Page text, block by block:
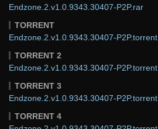
Endzone.2.v1.0.9343.30407-P2P.rar
TORRENT
Endzone.2.v1.0.9343.30407-P2P.torrent
TORRENT 2
Endzone.2.v1.0.9343.30407-P2P.torrent
TORRENT 3
Endzone.2.v1.0.9343.30407-P2P.torrent
TORRENT 4